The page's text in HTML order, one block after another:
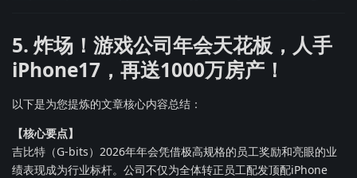
5. 炸场！游戏公司年会天花板，人手
iPhone17，再送1000万房产！
以下是为您提炼的文章核心内容总结：
【核心要点】
吉比特（G-bits）2026年年会凭借极高规格的员工奖励和亮眼的业
绩表现成为行业标杆。公司不仅为全体转正员工配发顶配iPhone